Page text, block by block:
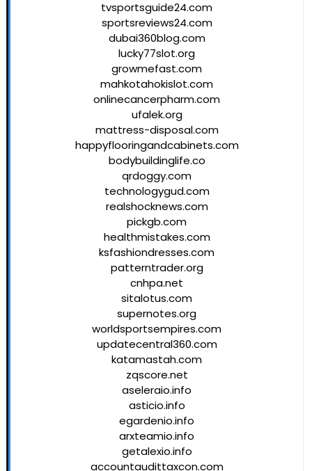
tvsportsguide24.com
sportsreviews24.com
dubai360blog.com
lucky77slot.org
growmefast.com
mahkotahokislot.com
onlinecancerpharm.com
ufalek.org
mattress-disposal.com
happyflooringandcabinets.com
bodybuildinglife.co
qrdoggy.com
technologygud.com
realshocknews.com
pickgb.com
healthmistakes.com
ksfashiondresses.com
patterntrader.org
cnhpa.net
sitalotus.com
supernotes.org
worldsportsempires.com
updatecentral360.com
katamastah.com
zqscore.net
aseleraio.info
asticio.info
egardenio.info
arxteamio.info
getalexio.info
accountaudittaxcon.com